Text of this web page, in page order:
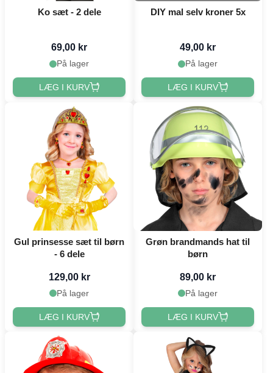
Ko sæt - 2 dele
69,00 kr
På lager
LÆG I KURV
DIY mal selv kroner 5x
49,00 kr
På lager
LÆG I KURV
Gul prinsesse sæt til børn
- 6 dele
129,00 kr
På lager
LÆG I KURV
Grøn brandmands hat til
børn
89,00 kr
På lager
LÆG I KURV